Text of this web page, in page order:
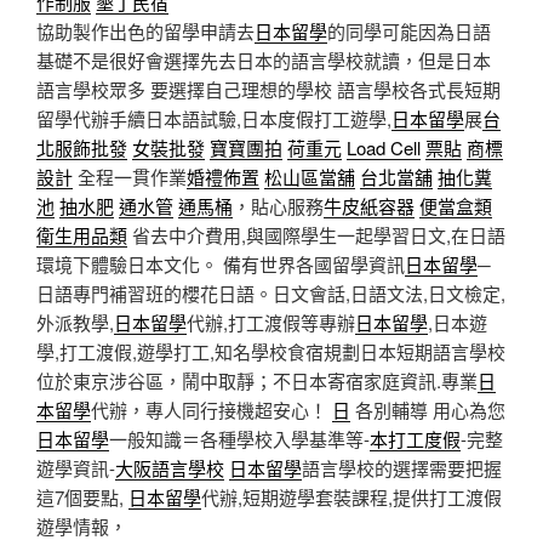
協助製作出色的留學申請去日本留學的同學可能因為日語
基礎不是很好會選擇先去日本的語言學校就讀，但是日本
語言學校眾多 要選擇自己理想的學校 語言學校各式長短期
留學代辦手續日本語試驗,日本度假打工遊學,日本留學展台
北服飾批發女裝批發 寶寶團拍 荷重元 Load Cell票貼 商標
設計全程一貫作業婚禮佈置 松山區當舖 台北當舖抽化糞
池 抽水肥通水管通馬桶 ，貼心服務牛皮紙容器便當盒類
衛生用品類省去中介費用,與國際學生一起學習日文,在日語
環境下體驗日本文化。 備有世界各國留學資訊日本留學─
日語專門補習班的櫻花日語。日文會話,日語文法,日文檢定,
外派教學,日本留學代辦,打工渡假等專辦日本留學,日本遊
學,打工渡假,遊學打工,知名學校食宿規劃日本短期語言學校
位於東京涉谷區，鬧中取靜；不日本寄宿家庭資訊.專業日
本留學代辦，專人同行接機超安心！ 日 各別輔導 用心為您
日本留學一般知識＝各種學校入學基準等-本打工度假-完整
遊學資訊-大阪語言學校 日本留學語言學校的選擇需要把握
這7個要點, 日本留學代辦,短期遊學套裝課程,提供打工渡假
遊學情報，